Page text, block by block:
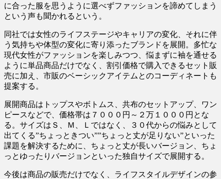
に合った服を思うように選べずファッションを諦めてしまう
という声も聞かれるという。
同社では女性のライフステージやキャリアの変化、それに伴
う気持ちや体型の変化に寄り添ったブランドを展開。多忙な
現代女性がファッションを楽しみつつ、悩まずに袖を通せる
ように単品商品だけでなく、割引価格で購入できるセット販
売に加え、市販のベーシックアイテムとのコーディネートも
提案する。
展開商品はトップスやボトムス、共布のセットアップ、ワン
ピースなどで、価格帯は７０００円～２万１０００円とな
る。サイズはＳ、Ｍ、Ｌではなく、３０代からの悩みとして
出てくる”ちょっときつい””ちょっと丈が足りない”といった
課題を解決するために、ちょっと丈が長いバージョン、ちょ
っとゆったりバージョンといった独自サイズで展開する。
今後は商品の販売だけでなく、ライフスタイルデザインの参